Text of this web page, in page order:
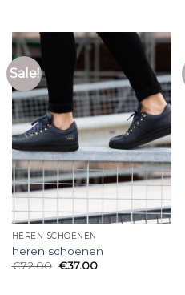
Sale!
HEREN SCHOENEN
heren schoenen
€72.00 €37.00